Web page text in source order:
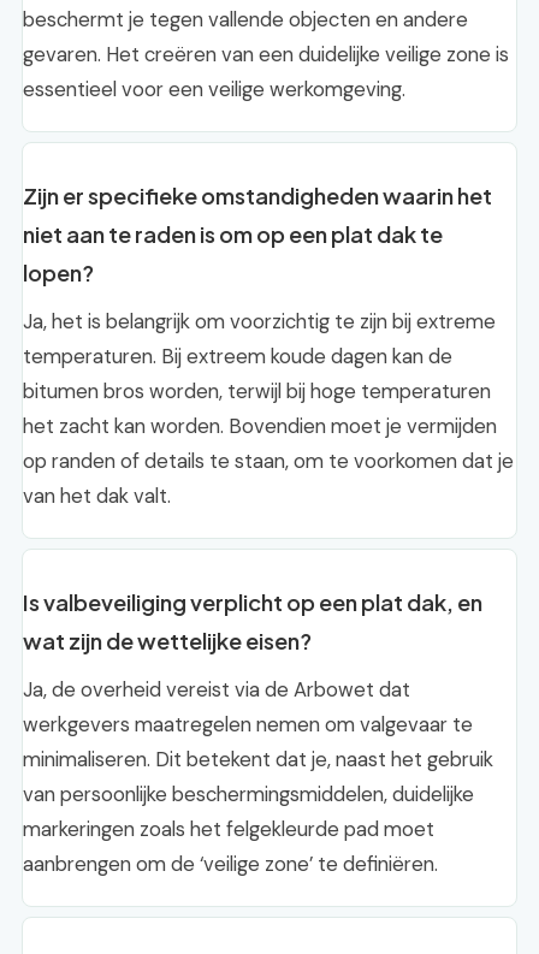
beschermt je tegen vallende objecten en andere
gevaren. Het creëren van een duidelijke veilige zone is
essentieel voor een veilige werkomgeving.
Zijn er specifieke omstandigheden waarin het
niet aan te raden is om op een plat dak te
lopen?
Ja, het is belangrijk om voorzichtig te zijn bij extreme
temperaturen. Bij extreem koude dagen kan de
bitumen bros worden, terwijl bij hoge temperaturen
het zacht kan worden. Bovendien moet je vermijden
op randen of details te staan, om te voorkomen dat je
van het dak valt.
Is valbeveiliging verplicht op een plat dak, en
wat zijn de wettelijke eisen?
Ja, de overheid vereist via de Arbowet dat
werkgevers maatregelen nemen om valgevaar te
minimaliseren. Dit betekent dat je, naast het gebruik
van persoonlijke beschermingsmiddelen, duidelijke
markeringen zoals het felgekleurde pad moet
aanbrengen om de ‘veilige zone’ te definiëren.